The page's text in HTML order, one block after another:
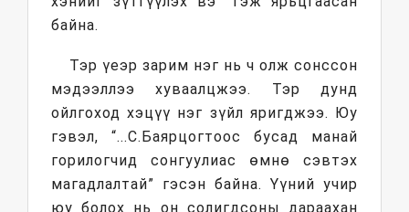
байна.
Тэр үеэр зарим нэг нь ч олж сонссон
мэдээллээ хуваалцжээ. Тэр дунд
ойлгоход хэцүү нэг зүйл яригджээ. Юу
гэвэл, “...С.Баярцогтоос бусад манай
горилогчид сонгуулиас өмнө сэвтэх
магадлалтай” гэсэн байна. Үүний учир
юу болох нь он солигдсоны дараахан